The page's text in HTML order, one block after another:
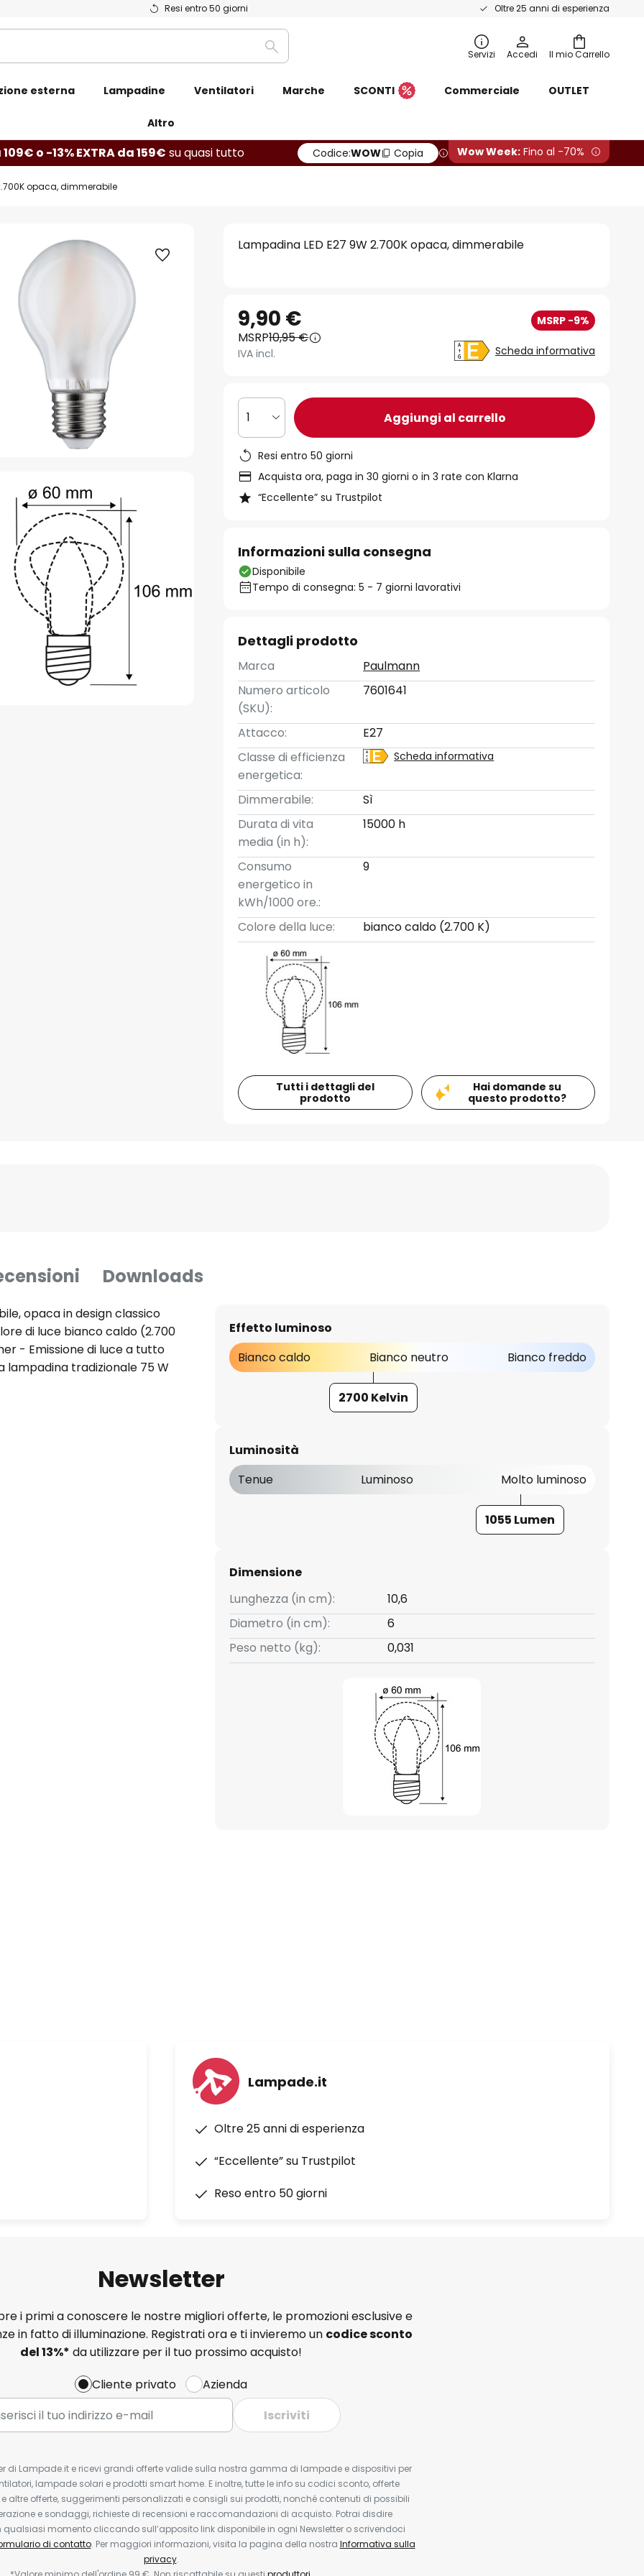
Resi entro 50 giorni Oltre 25 anni di esperienza
Il mio Carrello
Ricerca Servizi Accedi
esterna Lampadine Ventilatori Marche SCONTI Commerciale OUTLET
Altro
109€ o -13% EXTRA da 159€ su quasi tutto Codice:WOW Copia Wow Week: Fino al -70%
opaca, dimmerabile
Lampadina LED E27 9W 2.700K opaca, dimmerabile
9,90 € MSRP -9%
MSRP10,95 €
IVA incl. Scheda informativa
1 Aggiungi al carrello
Resi entro 50 giorni
Acquista ora, paga in 30 giorni o in 3 rate con Klarna
“Eccellente” su Trustpilot
Informazioni sulla consegna
Disponibile
Tempo di consegna: 5 - 7 giorni lavorativi
Dettagli prodotto
Marca
Paulmann
Numero articolo
(SKU):
7601641
Attacco:
E27
Classe di efficienza
energetica:
Scheda informativa
Dimmerabile:
Sì
Durata di vita
media (in h):
15000 h
Consumo
energetico in
kWh/1000 ore.:
9
Colore della luce: bianco caldo (2.700 K)
Tutti i dettagli del
prodotto
Hai domande su
questo prodotto?
Downloads
opaca in design classico
di luce bianco caldo (2.700
- Emissione di luce a tutto
tradizionale 75 W
Effetto luminoso
Bianco caldo
Bianco neutro Bianco freddo
2700 Kelvin
Luminosità
Tenue
Luminoso Molto luminoso
1055 Lumen
Dimensione
Lunghezza (in cm):
10,6
Diametro (in cm):
6
Peso netto (kg):
0,031
Lampade.it
Oltre 25 anni di esperienza
“Eccellente” su Trustpilot
Reso entro 50 giorni
Newsletter
i primi a conoscere le nostre migliori offerte, le promozioni esclusive e
in fatto di illuminazione. Registrati ora e ti invieremo un codice sconto
del13%* da utilizzare per il tuo prossimo acquisto!
Cliente privato
Azienda
Iscriviti
di Lampade.it e ricevi grandi offerte valide sulla nostra gamma di lampade e dispositivi per
lampade solari e prodotti smart home. E inoltre, tutte le info su codici sconto, offerte
altre offerte, suggerimenti personalizzati e consigli sui prodotti, nonché contenuti di possibili
e sondaggi, richieste di recensioni e raccomandazioni di acquisto. Potrai disdire
momento cliccando sull’apposito link disponibile in ogni Newsletter o scrivendoci
di contatto. Per maggiori informazioni, visita la pagina della nostra Informativa sulla
privacy.